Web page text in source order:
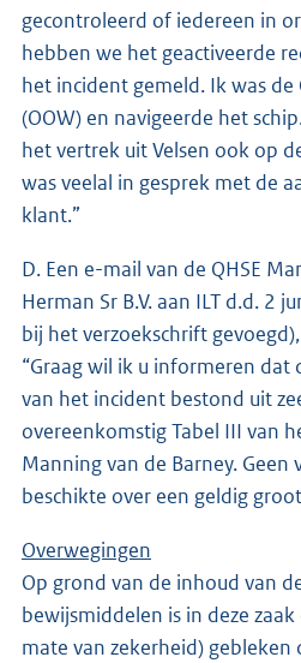
gecontroleerd of iedereen in
hebben we het geactiveerde
het incident gemeld. Ik was
(OOW) en navigeerde het
het vertrek uit Velsen ook op
was veelal in gesprek met de
klant.”
D. Een e-mail van de QHSE
Herman Sr B.V. aan ILT d.d. 2
bij het verzoekschrift
“Graag wil ik u informeren
van het incident bestond uit
overeenkomstig Tabel III van
Manning van de Barney. Geen
beschikte over een geldig
Overwegingen
Op grond van de inhoud van
bewijsmiddelen is in deze
mate van zekerheid) gebleken